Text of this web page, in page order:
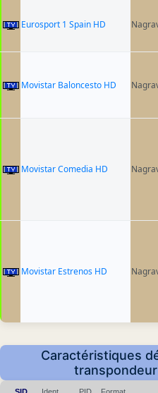
Eurosport 1 Spain HD
Movistar Baloncesto HD
Movistar Comedia HD
Movistar Estrenos HD
Caractéristiques